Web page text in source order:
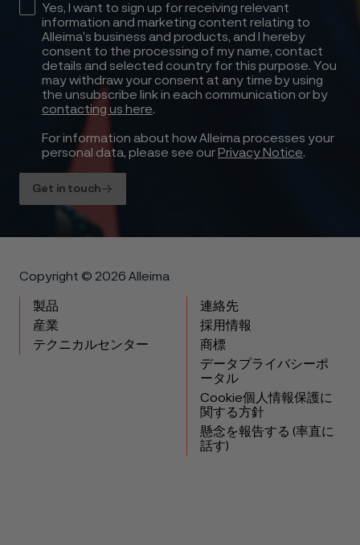
Yes, I want to sign up for receiving relevant
information and marketing content relating to
Alleima’s business and products, and I hereby
consent to the processing of my name, contact
details and selected country for this purpose. You
may withdraw your consent at any time by using
the unsubscribe link in each communication or by
contacting us here.
For information about how Alleima processes your
personal data, please see our Privacy Notice.
Get in touch
Copyright © 2026 Alleima
製品
産業
テクニカルセンター
連絡先
採用情報
商標
データプライバシーポ
ータル
Cookie個人情報保護に
関する方針
懸念を報告する (率直に
話す)